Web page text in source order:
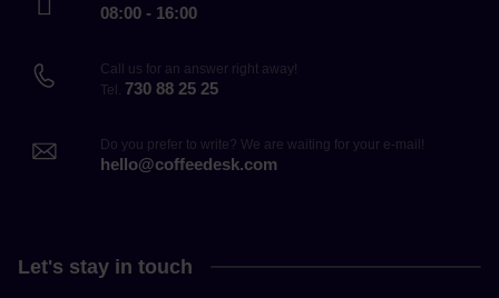
osób. V60 różnią się również ze względu na materiał
wykonania. W kolekcji Hario znajdziemy drippery V60
funkcja zaparzacza pozostaje bez zmian, tu największym
zdobiąc przy okazji półkę kuchenną, kiedy jest
08:00 - 16:00
Call us for an answer right away!
Tel. 730 88 25 25
Do you prefer to write? We are waiting for your e-mail!
hello@coffeedesk.com
Let's stay in touch